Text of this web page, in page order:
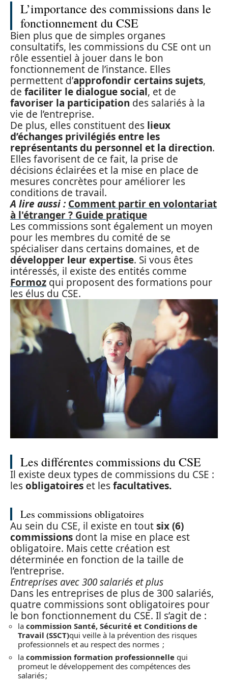
L’importance des commissions dans le
fonctionnement du CSE
Bien plus que de simples organes
consultatifs, les commissions du CSE ont un
rôle essentiel à jouer dans le bon
fonctionnement de l’instance. Elles
permettent d’approfondir certains sujets,
de faciliter le dialogue social, et de
favoriser la participation des salariés à la
vie de l’entreprise.
De plus, elles constituent des lieux
d’échanges privilégiés entre les
représentants du personnel et la direction.
Elles favorisent de ce fait, la prise de
décisions éclairées et la mise en place de
mesures concrètes pour améliorer les
conditions de travail.
A lire aussi : Comment partir en volontariat
à l'étranger ? Guide pratique
Les commissions sont également un moyen
pour les membres du comité de se
spécialiser dans certains domaines, et de
développer leur expertise. Si vous êtes
intéressés, il existe des entités comme
Formoz qui proposent des formations pour
les élus du CSE.
Les différentes commissions du CSE
Il existe deux types de commissions du CSE :
lesobligatoires et lesfacultatives.
Les commissions obligatoires
Au sein du CSE, il existe en toutsix (6)
commissions dont la mise en place est
obligatoire. Mais cette création est
déterminée en fonction de la taille de
l’entreprise.
Entreprises avec 300 salariés et plus
Dans les entreprises de plus de 300 salariés,
quatre commissions sont obligatoires pour
le bon fonctionnement du CSE. Il s’agit de :
la commission Santé, Sécurité et Conditions de
Travail (SSCT)qui veille à la prévention des risques
professionnels et au respect des normes ;
la commission formation professionnelle qui
promeut le développement des compétences des
salariés ;